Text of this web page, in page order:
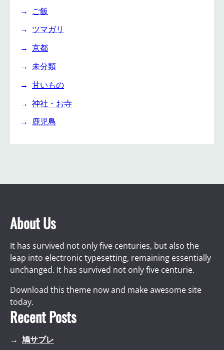
ご飯
ツマガリ
京都
未分類
甘いもの
神社・お寺
鹿児島
About Us
It has survived not only five centuries, but also the
leap into electronic typesetting, remaining essentially
unchanged. It has survived not only five centurie.
Download this theme now and make awesome site
today.
Recent Posts
鳩サブレ